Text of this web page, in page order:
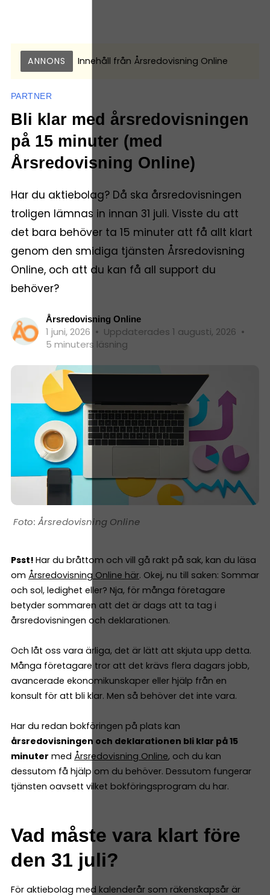
ANNONS Innehåll från Årsredovisning Online
PARTNER
Bli klar med årsredovisningen
på 15 minuter (med
Årsredovisning Online)
Har du aktiebolag? Då ska årsredovisningen
troligen lämnas in innan 31 juli. Visste du att
det bara behöver ta 15 minuter att få allt klart
genom den smidiga tjänsten Årsredovisning
Online, och att du kan få all support du
behöver?
Årsredovisning Online
1 juni, 2026 • Uppdaterades 1 augusti, 2026 •
5 minuters läsning
Årsredovisning Online
Psst! Har du bråttom och vill gå rakt på sak, kan du läsa
om Årsredovisning Online här. Okej, nu till saken: Sommar
och sol, ledighet eller? Nja, för många företagare
betyder sommaren att det är dags att ta tag i
årsredovisningen och deklarationen.
Och låt oss vara ärliga, det är lätt att skjuta upp detta.
Många företagare tror att det krävs flera dagars jobb,
avancerade ekonomikunskaper eller hjälp från en
konsult för att bli klar. Men så behöver det inte vara.
Har du redan bokföringen på plats kan
årsredovisningen och deklarationen bli klar på 15
minuter med Årsredovisning Online, och du kan
dessutom få hjälp om du behöver. Dessutom fungerar
tjänsten oavsett vilket bokföringsprogram du har.
Vad måste vara klart före
den 31 juli?
För aktiebolag med kalenderår som räkenskapsår är